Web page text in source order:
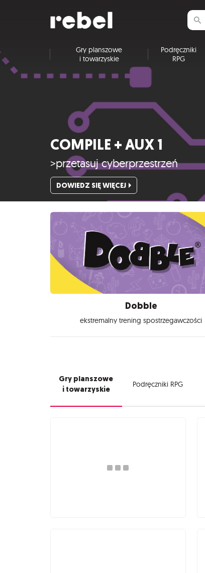
Gry planszowe
i towarzyskie
Podręczniki
RPG
COMPILE + AUX 1
>przetasuj cyberprzestrzeń
DOWIEDZ SIĘ WIĘCEJ
Dobble
ekstremalny trening spostrzegawczości
Gry planszowe
i towarzyskie
Podręczniki RPG